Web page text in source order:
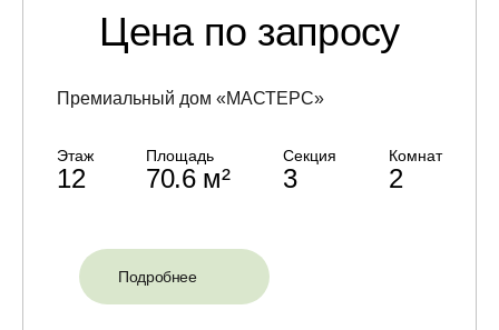
Цена по запросу
Премиальный дом «МАСТЕРС»
Этаж
12
Площадь
70.6 м²
Секция
3
Комнат
2
Подробнее